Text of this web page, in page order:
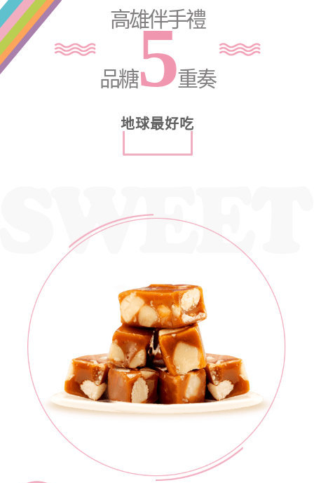
高雄伴手禮
品糖5重奏
地球最好吃